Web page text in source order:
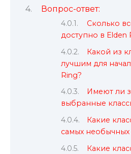
Вопрос-ответ:
Сколько
доступно в Elden
Какой из
лучшим для
Ring?
Имеют ли
выбранные
Какие
самых необычных
Какие